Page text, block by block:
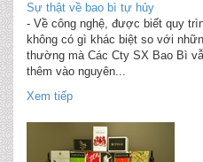
Sự thật về bao bì tự hủy
- Về công nghệ, được biết quy
không có gì khác biệt so với
thường mà Các Cty SX Bao Bì
thêm vào nguyên...
Xem tiếp